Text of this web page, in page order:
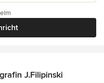
J.Filipinski